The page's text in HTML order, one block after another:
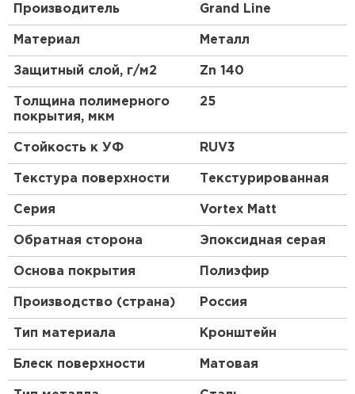
Производитель Grand Line
Материал Металл
Защитный слой, г/м2 Zn 140
Толщина полимерного
покрытия, мкм
25
Стойкость к УФ RUV3
Текстура поверхности Текстурированная
Серия Vortex Matt
Обратная сторона Эпоксидная серая
Основа покрытия Полиэфир
Производство (страна) Россия
Тип материала Кронштейн
Блеск поверхности Матовая
Штакетник
Рулонная кровля